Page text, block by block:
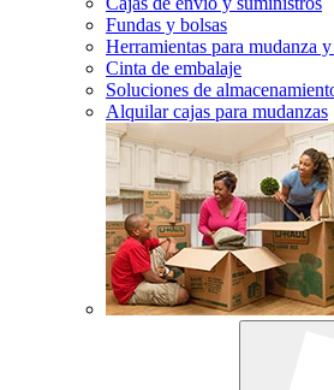
Fundas y bolsas
Herramientas para mudanza
Cinta de embalaje
Soluciones de
Alquilar cajas para mudanzas